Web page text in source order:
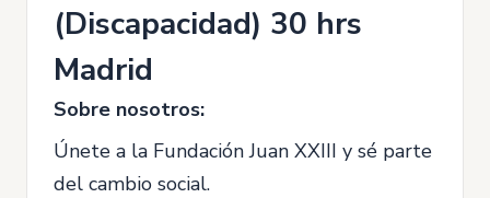
(Discapacidad) 30 hrs
Madrid
Sobre nosotros:
Únete a la Fundación Juan XXIII y sé parte
del cambio social.